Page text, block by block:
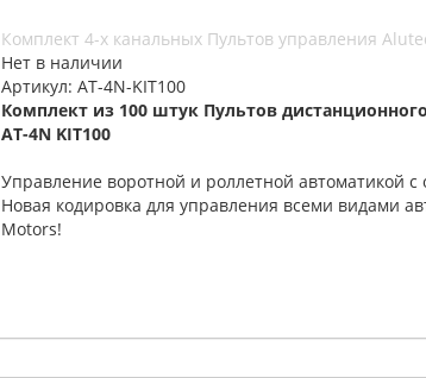
Комплект 4-х канальных Пультов управления
Нет в наличии
Артикул: AT-4N-KIT100
Комплект из 100 штук Пультов
AT-4N KIT100
Управление воротной и роллетной автоматикой с
Новая кодировка для управления всеми видами
Motors!